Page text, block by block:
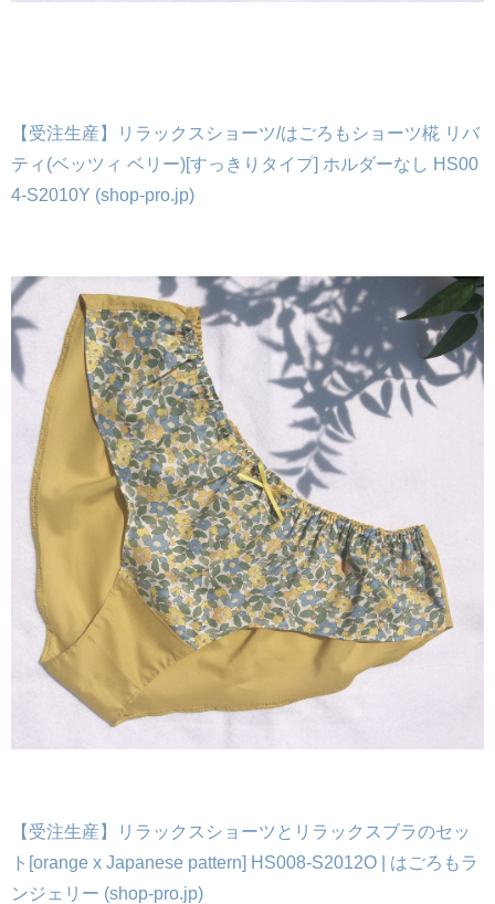
【受注生産】リラックスショーツ/はごろもショーツ椛 リバ
ティ(ベッツィ ベリー)[すっきりタイプ] ホルダーなし HS00
4-S2010Y (shop-pro.jp)
【受注生産】リラックスショーツとリラックスブラのセッ
ト[orange x Japanese pattern] HS008-S2012O | はごろもラ
ンジェリー (shop-pro.jp)